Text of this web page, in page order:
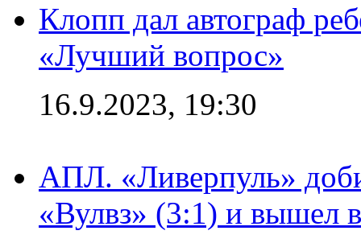
Клопп дал автограф
«Лучший вопрос»
16.9.2023, 19:30
АПЛ. «Ливерпуль»
«Вулвз» (3:1) и вышел